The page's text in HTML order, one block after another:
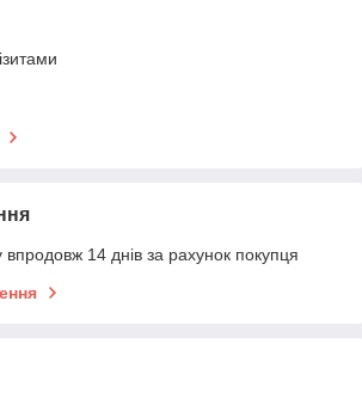
14 днів за рахунок покупця